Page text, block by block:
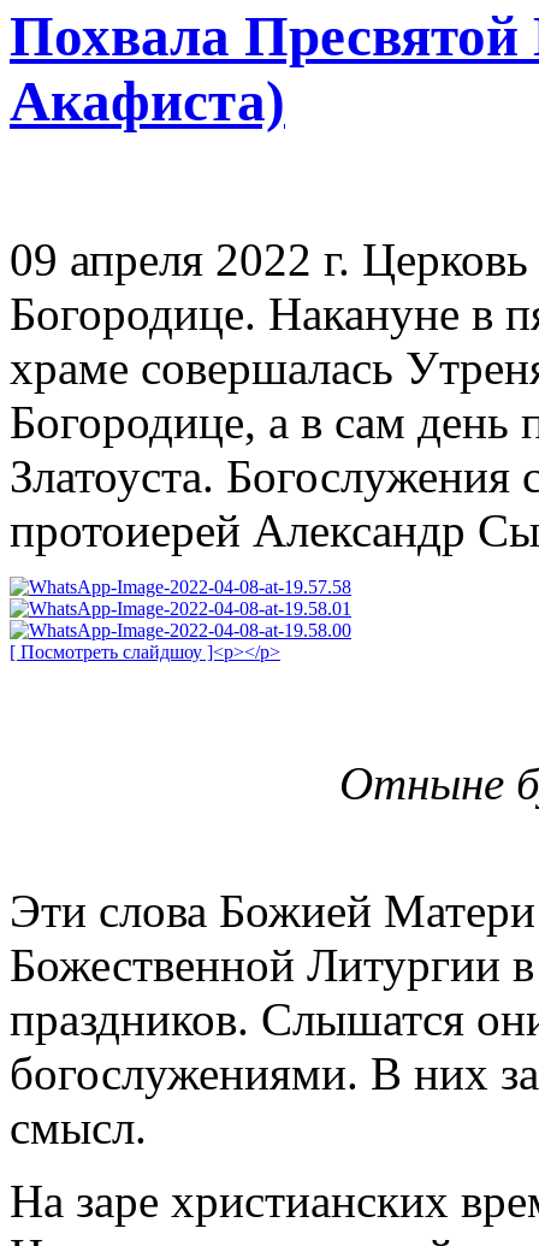
Похвала
Акафиста)
09 апреля 2022 г.
Богородице. Накануне в
храме совершалась
Богородице, а в сам день
Златоуста.
протоиерей Александр
[ Посмотреть слайдшоу ]<p></p>
Отныне
Эти слова Божией
Божественной Литургии
праздников. Слышатся
богослужениями. В них
смысл.
На заре христианских